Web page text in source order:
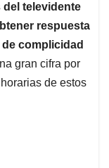
del televidente
respuesta
complicidad
gran cifra por
de estos